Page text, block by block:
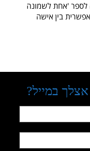
לספר 'אחת לשמונה
בין אישה